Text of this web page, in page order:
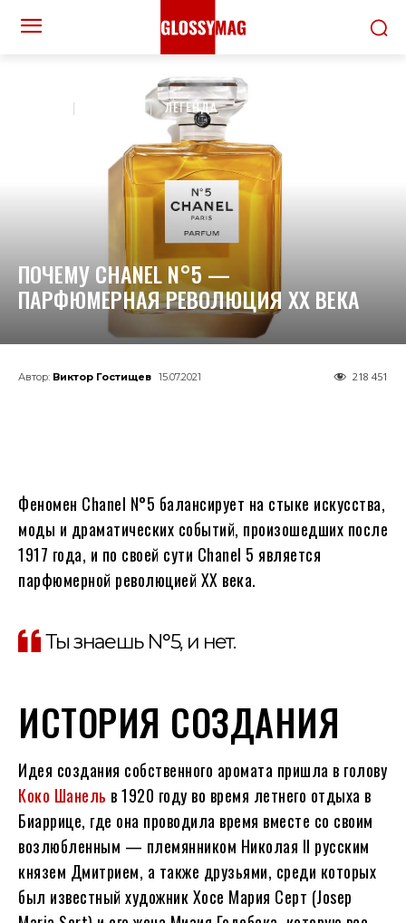
ЛЕГЕНДА
ПОЧЕМУ CHANEL N°5 —
ПАРФЮМЕРНАЯ РЕВОЛЮЦИЯ XX ВЕКА
Автор: Виктор Гостищев 15.07.2021 218 451
Феномен Chanel N°5 балансирует на стыке искусства,
моды и драматических событий, произошедших после
1917 года, и по своей сути Chanel 5 является
парфюмерной революцией XX века.
Ты знаешь N°5, и нет.
ИСТОРИЯ СОЗДАНИЯ
Идея создания собственного аромата пришла в голову
Коко Шанель в 1920 году во время летнего отдыха в
Биаррице, где она проводила время вместе со своим
возлюбленным — племянником Николая II русским
князем Дмитрием, а также друзьями, среди которых
был известный художник Хосе Мария Серт (Josep